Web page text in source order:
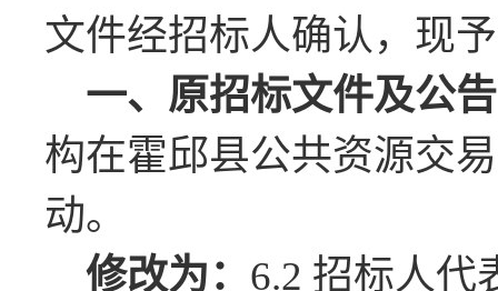
文件经招标人确认，现
一、 原招标文件及公
构在霍邱县公共资源交
动。
修改为： 6.2 招标人代